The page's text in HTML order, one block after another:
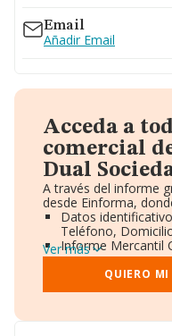
Email
Añadir Email
Acceda a
comercial
Dual
A través del informe
desde Einforma,
Datos
Teléfono,
Informe Mercantil
Gráficos de
Consejo de
Directivos y
Ver más
QUIERO